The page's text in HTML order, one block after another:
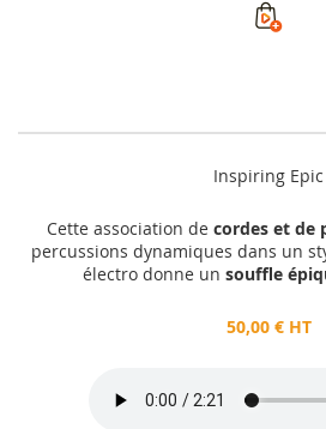
Inspiring Epic
Cette association de cordes et de
percussions dynamiques dans un
électro donne un souffle
50,00 € HT